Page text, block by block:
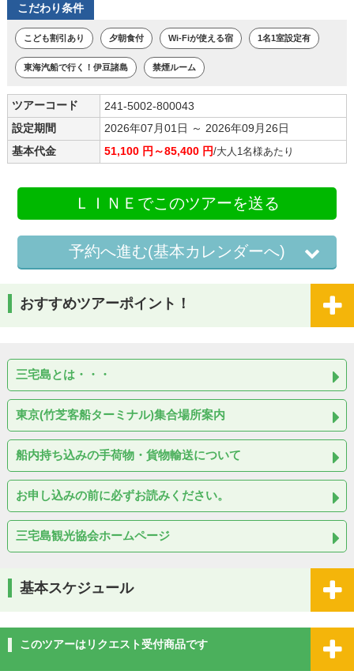
こだわり条件
こども割引あり 夕朝食付 Wi-Fiが使える宿 1名1室設定有
東海汽船で行く！伊豆諸島 禁煙ルーム
ツアーコード
241-5002-800043
設定期間
2026年07月01日 ～ 2026年09月26日
基本代金
51,100 円～85,400 円/大人1名様あたり
ＬＩＮＥでこのツアーを送る
予約へ進む(基本カレンダーへ)
おすすめツアーポイント！
三宅島とは・・・
東京(竹芝客船ターミナル)集合場所案内
船内持ち込みの手荷物・貨物輸送について
お申し込みの前に必ずお読みください。
三宅島観光協会ホームページ
基本スケジュール
このツアーはリクエスト受付商品です